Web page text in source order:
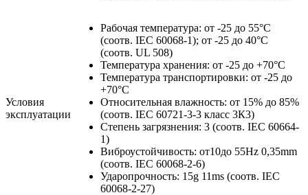
Условия
эксплуатации
Рабочая температура: от -25 до 55°C
(соотв. IEC 60068-1); от -25 до 40°C
(соотв. UL 508)
Температура хранения: от -25 до +70°C
Температура транспортировки: от -25 до
+70°C
Относительная влажность: от 15% до 85%
(соотв. IEC 60721-3-3 класс 3К3)
Степень загрязнения: 3 (соотв. IEC 60664-
1)
Виброустойчивость: от10до 55Hz 0,35mm
(соотв. IEC 60068-2-6)
Ударопрочность: 15g 11ms (соотв. IEC
60068-2-27)